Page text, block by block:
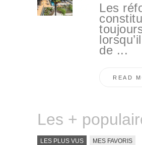
Les
de ...
READ
Les +
LES PLUS VUS MES FAVORIS